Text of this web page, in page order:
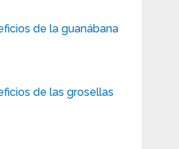
de la guanábana
de las grosellas